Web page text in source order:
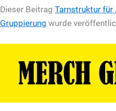
Dieser Beitrag Tarnstruktur für
Gruppierung wurde